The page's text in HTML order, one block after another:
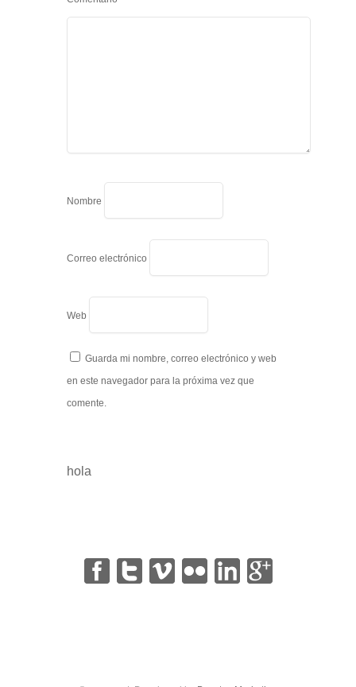
Nombre
Correo electrónico
Web
Guarda mi nombre, correo electrónico y web
en este navegador para la próxima vez que
comente.
hola
| | | | |